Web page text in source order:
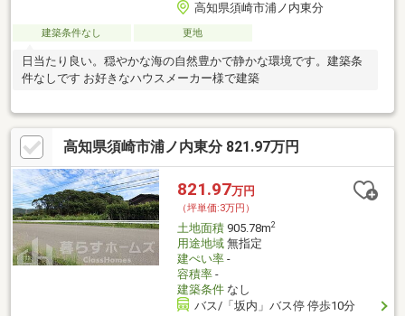
高知県須崎市浦ノ内東分
建築条件なし 更地
日当たり良い。穏やかな海の自然豊かで静かな環境です。建築条
件なしです お好きなハウスメーカー様で建築
高知県須崎市浦ノ内東分 821.97万円
821.97万円
（坪単価:3万円）
土地面積905.78m2
用途地域無指定
建ぺい率-
容積率-
建築条件なし
バス/「坂内」バス停 停歩10分